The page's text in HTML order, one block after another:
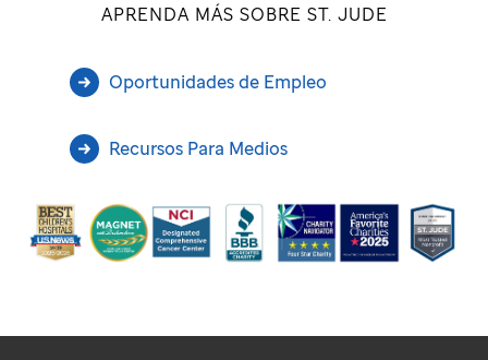
APRENDA MÁS SOBRE ST. JUDE
Oportunidades de Empleo
Recursos Para Medios